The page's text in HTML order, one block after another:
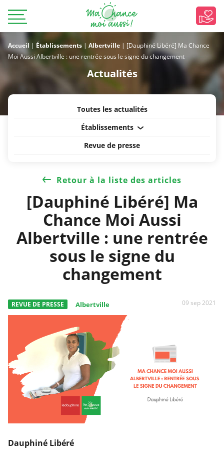
Accueil | Établissements | Albertville | [Dauphiné Libéré] Ma Chance
Moi Aussi Albertville : une rentrée sous le signe du changement
Actualités
Toutes les actualités
Établissements
Revue de presse
Retour à la liste des articles
[Dauphiné Libéré] Ma
Chance Moi Aussi
Albertville : une rentrée
sous le signe du
changement
REVUE DE PRESSE Albertville 09 sep 2021
Dauphiné Libéré